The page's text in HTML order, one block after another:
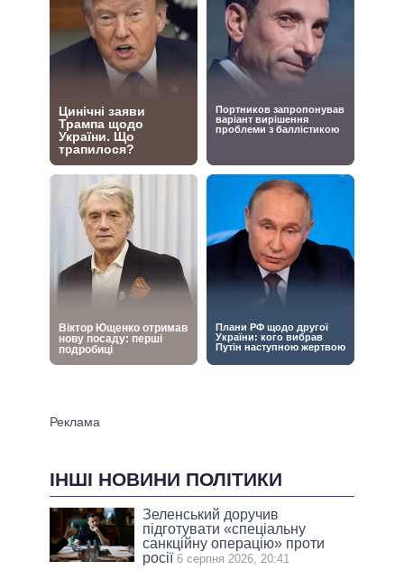
ІНШІ НОВИНИ ПОЛІТИКИ
Зеленський доручив
підготувати «спеціальну
санкційну операцію» проти
росії 6 серпня 2026, 20:41